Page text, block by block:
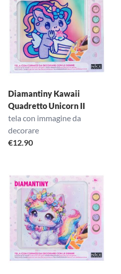
Diamantiny Kawaii
Quadretto Unicorn II
tela con immagine da
decorare
€12.90